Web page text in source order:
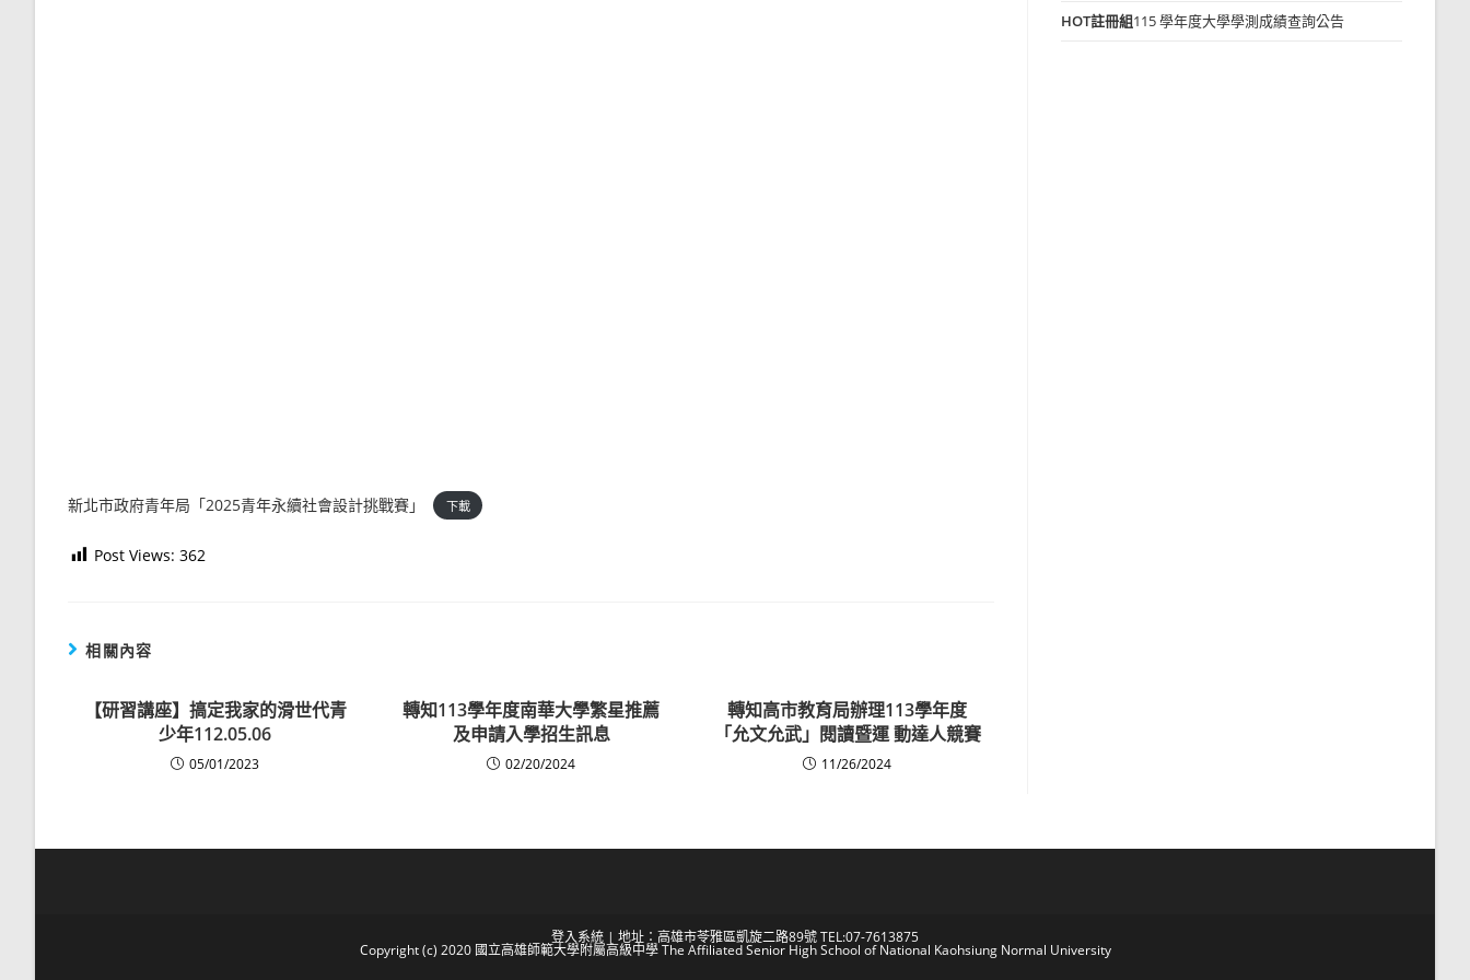
新北市政府青年局「2025青年永續社會設計挑戰賽」 下載
Post Views: 362
相關內容
【研習講座】搞定我家的滑世代青
少年112.05.06
05/01/2023
轉知113學年度南華大學繁星推薦
及申請入學招生訊息
02/20/2024
轉知高市教育局辦理113學年度
「允文允武」閱讀暨運 動達人競賽
11/26/2024
HOT註冊組115 學年度大學學測成績查詢公告
登入系統 | 地址：高雄市苓雅區凱旋二路89號 TEL:07-7613875
Copyright (c) 2020 國立高雄師範大學附屬高級中學 The Affiliated Senior High School of National Kaohsiung Normal University